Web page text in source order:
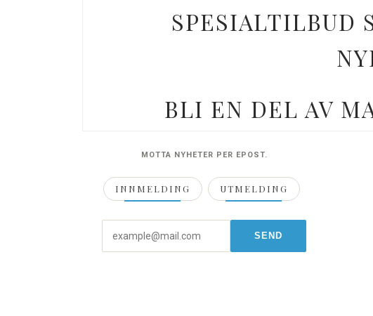
SPESIALTILBUD
BLI EN DEL AV
MOTTA NYHETER PER EPOST.
INNMELDING UTMELDING